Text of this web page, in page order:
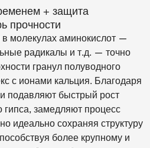
+ защита
прочности
молекулах аминокислот —
радикалы и т.д. — точно
гранул полуводного
с ионами кальция. Благодаря
подавляют быстрый рост
гипса, замедляют процесс
идеально сохраняя структуру
более крупному и